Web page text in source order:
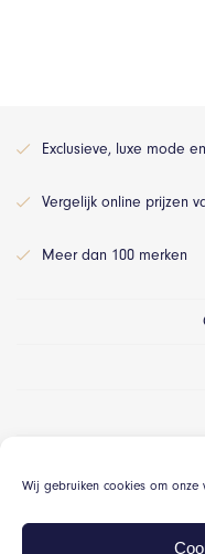
Wij gebruiken cookies om onze
Exclusieve, luxe mode
Vergelijk online prijzen
Meer dan 100 merken